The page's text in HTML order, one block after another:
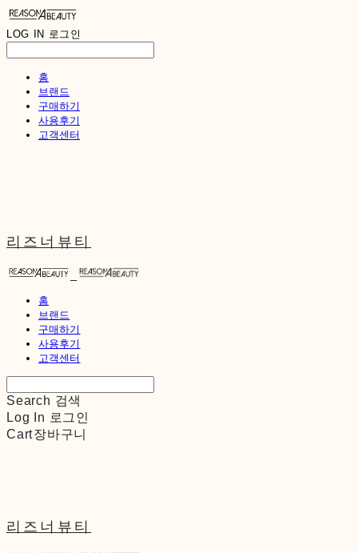
LOG IN 로그인
홈
브랜드
구매하기
사용후기
고객센터
리즈너뷰티
홈
브랜드
구매하기
사용후기
고객센터
Search 검색
Log In 로그인
Cart장바구니
리즈너뷰티